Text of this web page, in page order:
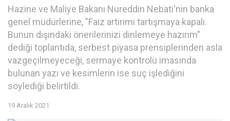
Hazine ve Maliye Bakanı Nureddin Nebati'nin banka
genel müdürlerine, "Faiz artırımı tartışmaya kapalı.
Bunun dışındaki önerilerinizi dinlemeye hazırım"
dediği toplantıda, serbest piyasa prensiplerinden asla
vazgeçilmeyeceği, sermaye kontrolü imasında
bulunan yazı ve kesimlerin ise suç işlediğini
söylediği belirtildi.
19 Aralık 2021